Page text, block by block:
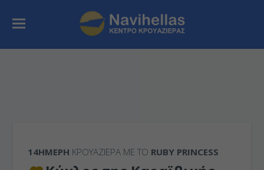
14ΉΜΕΡΗ ΚΡΟΥΑΖΙΕΡΑ ΜΕ ΤΟ RUBY PRINCESS